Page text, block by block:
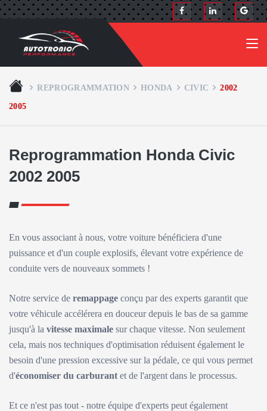
REPROGRAMMATION HONDA CIVIC
2002
2005
Reprogrammation Honda Civic
2002 2005
En vous associant à nous, votre voiture bénéficiera d'une
puissance et d'un couple explosifs, élevant votre expérience de
conduite vers de nouveaux sommets !
Notre service de remappage conçu par des experts garantit que
votre véhicule accélérera en douceur depuis le bas de sa gamme
jusqu'à la vitesse maximale sur chaque vitesse. Non seulement
cela, mais nos techniques d'optimisation réduisent également le
besoin d'une pression excessive sur la pédale, ce qui vous permet
d'économiser du carburant et de l'argent dans le processus.
Et ce n'est pas tout - notre équipe d'experts peut également